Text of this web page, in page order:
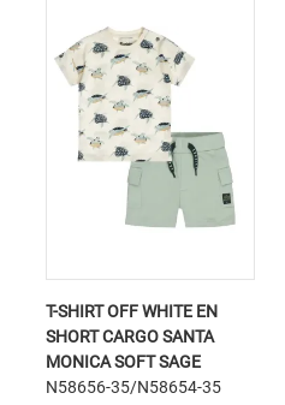
T-SHIRT OFF WHITE EN
SHORT CARGO SANTA
MONICA SOFT SAGE
N58656-35/N58654-35